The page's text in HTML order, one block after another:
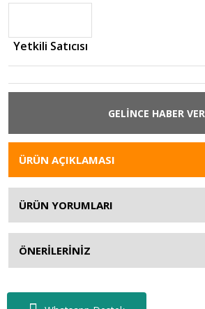
Yetkili Satıcısı
GELİNCE HABER VER
ÜRÜN AÇIKLAMASI
ÜRÜN YORUMLARI
ÖNERİLERİNİZ